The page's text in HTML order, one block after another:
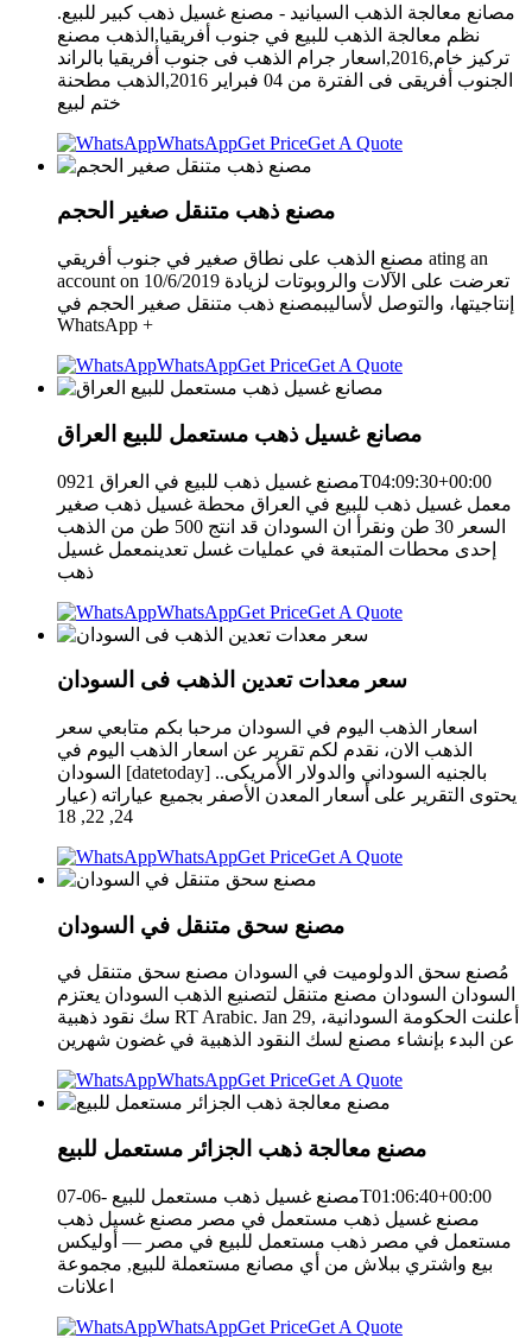
مصانع معالجة الذهب السيانيد - مصنع غسيل ذهب كبير للبيع.
نظم معالجة الذهب للبيع في جنوب أفريقيا,الذهب مصنع
تركيز خام,2016,اسعار جرام الذهب فى جنوب أفريقيا بالراند
الجنوب أفريقى فى الفترة من 04 فبراير 2016,الذهب مطحنة
ختم لبيع
WhatsAppGet PriceGet A Quote
مصنع ذهب متنقل صغير الحجم
مصنع الذهب على نطاق صغير في جنوب أفريقي ating an
account on 10/6/2019 تعرضت على الآلات والروبوتات لزيادة
إنتاجيتها، والتوصل لأساليبمصنع ذهب متنقل صغير الحجم في
WhatsApp +
WhatsAppGet PriceGet A Quote
مصانع غسيل ذهب مستعمل للبيع العراق
مصنع غسيل ذهب للبيع في العراق 0921T04:09:30+00:00
معمل غسيل ذهب للبيع في العراق محطة غسيل ذهب صغير
السعر 30 طن ونقرأ ان السودان قد انتج 500 طن من الذهب
إحدى محطات المتبعة في عمليات غسل تعدينمعمل غسيل
ذهب
WhatsAppGet PriceGet A Quote
سعر معدات تعدين الذهب فى السودان
اسعار الذهب اليوم في السودان مرحبا بكم متابعي سعر
الذهب الان، نقدم لكم تقرير عن اسعار الذهب اليوم في
السودان [datetoday] بالجنيه السوداني والدولار الأمريكى..
يحتوى التقرير على أسعار المعدن الأصفر بجميع عياراته (عيار
24, 22, 18
WhatsAppGet PriceGet A Quote
مصنع سحق متنقل في السودان
مُصنع سحق الدولوميت في السودان مصنع سحق متنقل في
السودان السودان مصنع متنقل لتصنيع الذهب السودان يعتزم
سك نقود ذهبية RT Arabic. Jan 29, أعلنت الحكومة السودانية،
عن البدء بإنشاء مصنع لسك النقود الذهبية في غضون شهرين
WhatsAppGet PriceGet A Quote
مصنع معالجة ذهب الجزائر مستعمل للبيع
مصنع غسيل ذهب مستعمل للبيع -06-07T01:06:40+00:00
مصنع غسيل ذهب مستعمل في مصر مصنع غسيل ذهب
مستعمل في مصر ذهب مستعمل للبيع في مصر — أوليكس
بيع واشتري ببلاش من أي مصانع مستعملة للبيع, مجموعة
اعلانات
WhatsAppGet PriceGet A Quote